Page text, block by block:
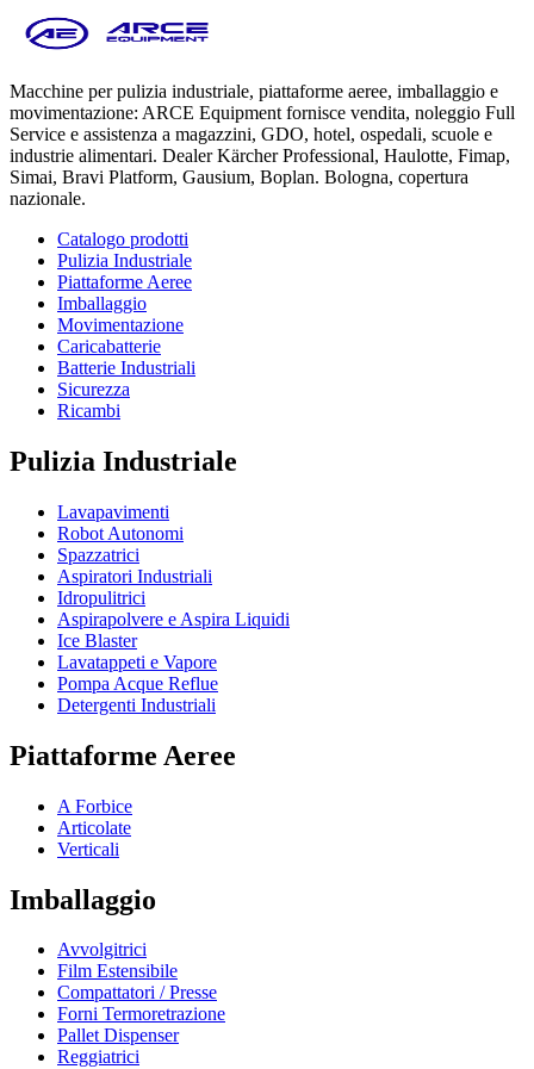
Macchine per pulizia industriale, piattaforme aeree, imballaggio e
movimentazione: ARCE Equipment fornisce vendita, noleggio Full
Service e assistenza a magazzini, GDO, hotel, ospedali, scuole e
industrie alimentari. Dealer Kärcher Professional, Haulotte, Fimap,
Simai, Bravi Platform, Gausium, Boplan. Bologna, copertura
nazionale.
Catalogo prodotti
Pulizia Industriale
Piattaforme Aeree
Imballaggio
Movimentazione
Caricabatterie
Batterie Industriali
Sicurezza
Ricambi
Pulizia Industriale
Lavapavimenti
Robot Autonomi
Spazzatrici
Aspiratori Industriali
Idropulitrici
Aspirapolvere e Aspira Liquidi
Ice Blaster
Lavatappeti e Vapore
Pompa Acque Reflue
Detergenti Industriali
Piattaforme Aeree
A Forbice
Articolate
Verticali
Imballaggio
Avvolgitrici
Film Estensibile
Compattatori / Presse
Forni Termoretrazione
Pallet Dispenser
Reggiatrici